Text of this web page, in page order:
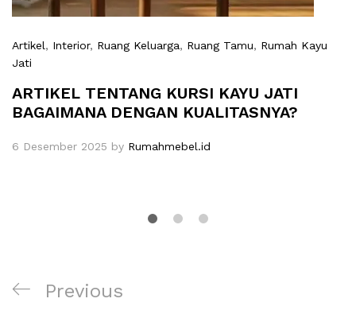
Artikel, Interior, Ruang Keluarga, Ruang Tamu, Rumah Kayu
Jati
ARTIKEL TENTANG KURSI KAYU JATI
BAGAIMANA DENGAN KUALITASNYA?
6 Desember 2025 by Rumahmebel.id
Navigasi
Previous
Previous